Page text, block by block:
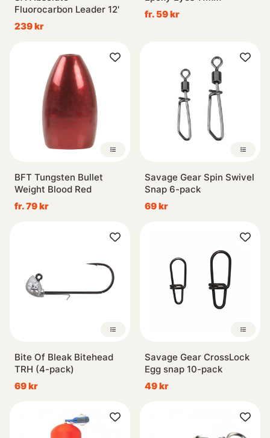
Fluorocarbon Leader 12'
239 kr
fr. 59 kr
BFT Tungsten Bullet
Weight Blood Red
fr. 79 kr
Savage Gear Spin Swivel
Snap 6-pack
69 kr
Bite Of Bleak Bitehead
TRH (4-pack)
69 kr
Savage Gear CrossLock
Egg snap 10-pack
49 kr